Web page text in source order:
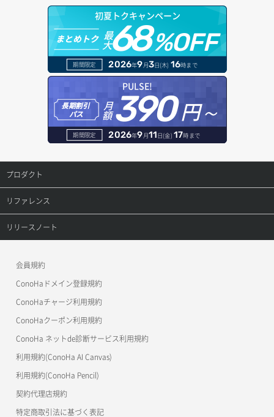
トークン発行
パーミッション一覧取得
ロールからパーミッションを紐づけ解除
ロールにパーミッションを紐づけ
ロール作成
ロール削除
ロール更新
ボリュームイメージ保存
ボリュームタイプ一覧取得
ボリュームタイプ詳細取得
ボリューム一覧取得
ボリューム削除
ボリューム更新
ボリューム詳細一覧取得
自動バックアップ有効化
アタッチ済みボリューム一覧
アタッチ済みボリューム詳細取得
コンソールURL発行
サーバーに紐づくアドレス取得
サーバーに紐づくアドレス取得（ネットワーク指定）
サーバープラン一覧取得
サーバープラン変更
サーバープラン詳細一覧取得
サーバープラン詳細取得
サーバーメタデータ取得
サーバーメタデータ更新（ネームタグ変更）
サーバー一覧取得
サーバー作成
サーバー再構築（OS再インストール）
セキュリティグループ ルール一覧取得
セキュリティグループ ルール作成
セキュリティグループ ルール削除
セキュリティグループ ルール詳細取得
セキュリティグループ一覧取得
ネットワーク一覧取得
ネットワーク作成（ローカルネットワーク用）
ネットワーク削除（ローカルネットワーク用）
ネットワーク詳細取得
ポート一覧取得
ポート作成（ローカルネットワーク用）
ヘルスモニタ一覧取得
ヘルスモニタ作成
ヘルスモニタ削除
ヘルスモニタ更新
ヘルスモニタ詳細取得
メンバー更新
メンバー詳細取得
メンバー追加
リスナー作成
リスナー削除
リスナー更新
リスナー詳細取得
オブジェクトダウンロード
オブジェクトバージョン管理
オブジェクト一覧取得
オブジェクト削除
オブジェクト削除予約
オブジェクト複製
オブジェクト詳細取得
コンテナ一覧取得
コンテナ作成
コンテナ削除
ラージオブジェクトアップロード(DLO)
一時的Web公開
ドメイン情報登録
ドメイン詳細取得
レコード一覧取得
レコード作成
レコード更新
レコード詳細取得
初夏トクキャンペーン
まとめトク 最
大68%OFF
期間限定 2026年9月3日(木) 16時まで
PULSE!
長期割引
パス
月
額390円～
期間限定 2026年9月11日(金) 17時まで
プロダクト
プロダクトトップ
ConoHa VPS(Ver.3.0)
ConoHa for GAME
リファレンス
リファレンストップ
OpenStack CLI
Terraform
s3cmd
公開API(ConoHa VPS Ver.2.0)
リリースノート
会員規約
ConoHaドメイン登録規約
ConoHaチャージ利用規約
ConoHaクーポン利用規約
ConoHa ネットde診断サービス利用規約
利用規約(ConoHa AI Canvas)
利用規約(ConoHa Pencil)
契約代理店規約
特定商取引法に基づく表記